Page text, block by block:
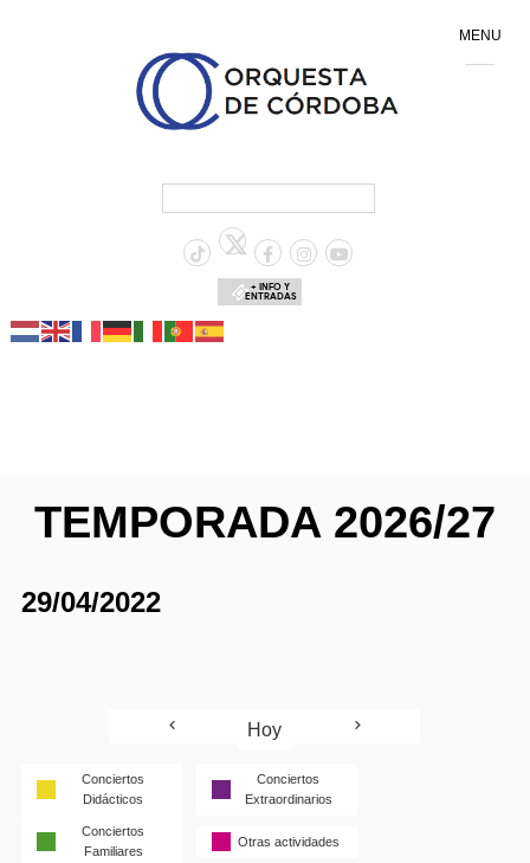
+ INFO Y
ENTRADAS
TEMPORADA 2026/27
29/04/2022
Hoy
Conciertos
Didácticos
Conciertos
Extraordinarios
Conciertos
Familiares
Otras actividades
MENU